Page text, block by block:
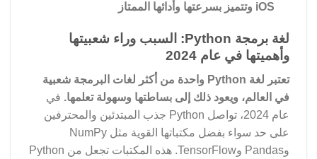
iOS وتتميز بسرعتها وأدائها الممتاز
لغة برمجة Python: السبب وراء شعبيتها
وأهميتها في عام 2024
تعتبر لغة Python واحدة من أكثر لغات البرمجة شعبية
في العالم، ويعود ذلك إلى بساطتها وسهولة تعلمها. في
عام 2024، تواصل Python جذب المبتدئين والمحترفين
على حد سواء بفضل مكتباتها القوية مثل NumPy
وPandas وTensorFlow. هذه المكتبات تجعل من Python